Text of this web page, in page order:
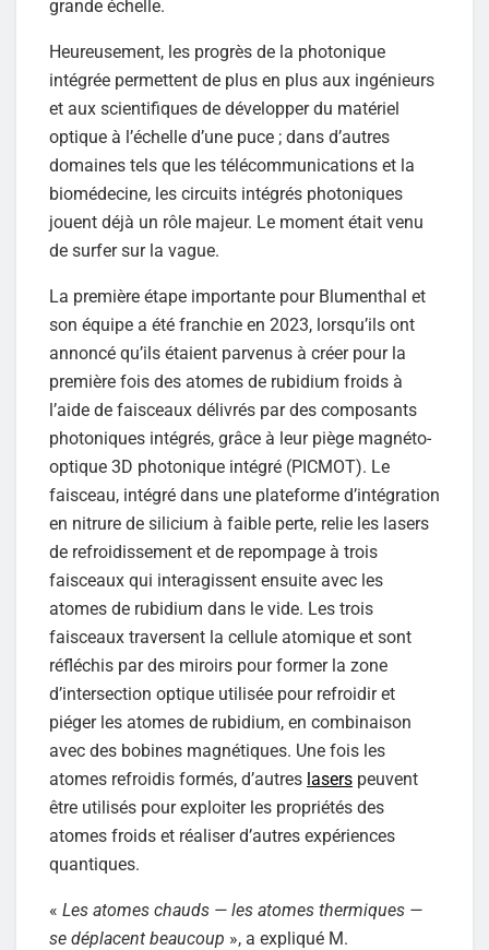
grande échelle.
Heureusement, les progrès de la photonique
intégrée permettent de plus en plus aux ingénieurs
et aux scientifiques de développer du matériel
optique à l’échelle d’une puce ; dans d’autres
domaines tels que les télécommunications et la
biomédecine, les circuits intégrés photoniques
jouent déjà un rôle majeur. Le moment était venu
de surfer sur la vague.
La première étape importante pour Blumenthal et
son équipe a été franchie en 2023, lorsqu’ils ont
annoncé qu’ils étaient parvenus à créer pour la
première fois des atomes de rubidium froids à
l’aide de faisceaux délivrés par des composants
photoniques intégrés, grâce à leur piège magnéto-
optique 3D photonique intégré (PICMOT). Le
faisceau, intégré dans une plateforme d’intégration
en nitrure de silicium à faible perte, relie les lasers
de refroidissement et de repompage à trois
faisceaux qui interagissent ensuite avec les
atomes de rubidium dans le vide. Les trois
faisceaux traversent la cellule atomique et sont
réfléchis par des miroirs pour former la zone
d’intersection optique utilisée pour refroidir et
piéger les atomes de rubidium, en combinaison
avec des bobines magnétiques. Une fois les
atomes refroidis formés, d’autres lasers peuvent
être utilisés pour exploiter les propriétés des
atomes froids et réaliser d’autres expériences
quantiques.
« Les atomes chauds — les atomes thermiques —
se déplacent beaucoup », a expliqué M.